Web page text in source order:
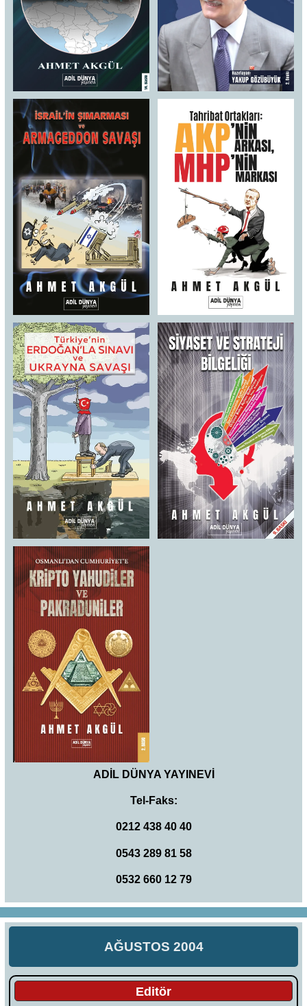
ADİL DÜNYA YAYINEVİ
Tel-Faks:
0212 438 40 40
0543 289 81 58
0532 660 12 79
AĞUSTOS 2004
Editör